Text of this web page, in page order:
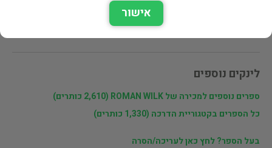
לינקים נוספים
ספרים נוספים למכירה של ROMAN WILK (2,610 כותרים)
כל הספרים בקטגוריית הדרכה (1,330 כותרים)
בעל הספר? לחץ כאן לעריכה/הסרה
אישור